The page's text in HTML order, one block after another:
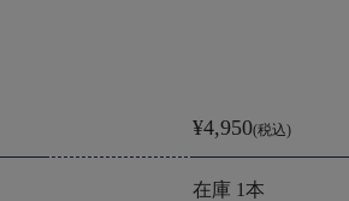
¥4,950(税込)
在庫 1本